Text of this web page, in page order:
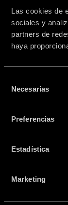
Las cookies de
sociales y
partners de
haya
Necesarias
Preferencias
Estadística
Marketing
sorteo.
una